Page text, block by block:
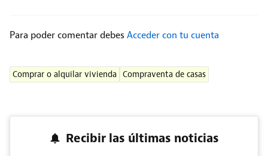
Para poder comentar debes Acceder con tu cuenta
Comprar o alquilar vivienda Compraventa de casas
Recibir las últimas noticias